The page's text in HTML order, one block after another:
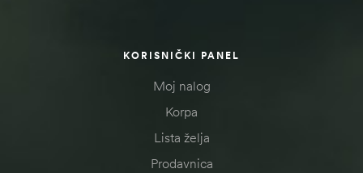
KORISNIČKI PANEL
Moj nalog
Korpa
Lista želja
Prodavnica